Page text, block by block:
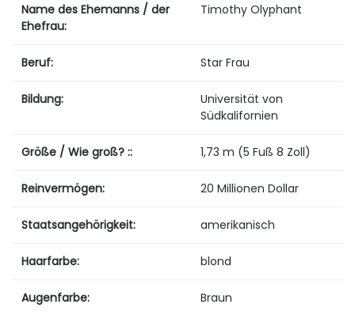
Name des Ehemanns / der
Ehefrau:
Timothy Olyphant
Beruf: Star Frau
Bildung:
Universität von
Südkalifornien
Größe / Wie groß? :: 1,73 m (5 Fuß 8 Zoll)
Reinvermögen: 20 Millionen Dollar
Staatsangehörigkeit: amerikanisch
Haarfarbe: blond
Augenfarbe: Braun